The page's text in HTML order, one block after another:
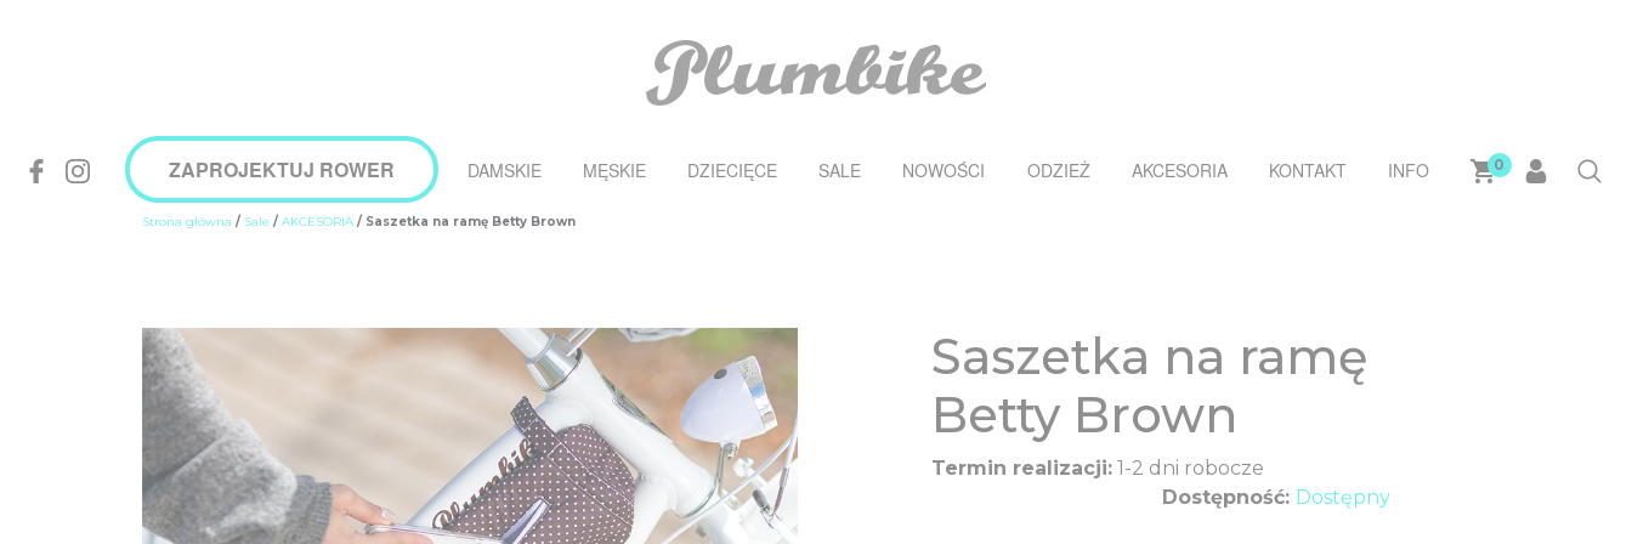
ZAPROJEKTUJ ROWER DAMSKIE MĘSKIE DZIECIĘCE SALE NOWOŚCI ODZIEŻ AKCESORIA KONTAKT INFO 0
Strona główna / Sale / AKCESORIA / Saszetka na ramę Betty Brown
Saszetka na ramę
Betty Brown
Termin realizacji: 1-2 dni robocze
Dostępność: Dostępny